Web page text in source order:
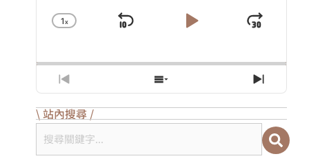
Change
1X
Skip
Play
Jump
Previous
Episode
Show
Episodes
List
Next
\ 站內搜尋 /
搜尋關鍵字...